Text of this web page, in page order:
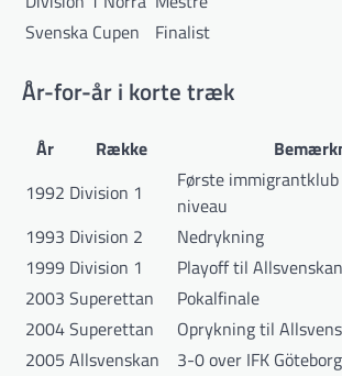
Svenska Cupen
Finalist
År-for-år i korte træk
År Række
1992 Division 1
Første
niveau
1993 Division 2
Nedrykning
1999 Division 1
Playoff til
2003 Superettan
Pokalfinale
2004Superettan
Oprykning til
2005 Allsvenskan
3-0 over IFK